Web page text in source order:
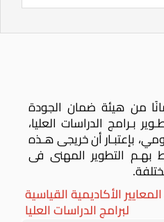
من هيئة ضمان الجودة
بـرامج الدراسات العليا،
بإعتبـار أن خريجى هـذه
بهـم التطوير المهنى فى
الأكاديمية القياسية
لبرامج الدراسات العليا